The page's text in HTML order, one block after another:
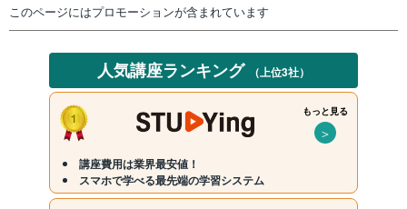
このページにはプロモーションが含まれています
人気講座ランキング （上位3社）
もっと見る
＞
講座費用は業界最安値！
スマホで学べる最先端の学習システム